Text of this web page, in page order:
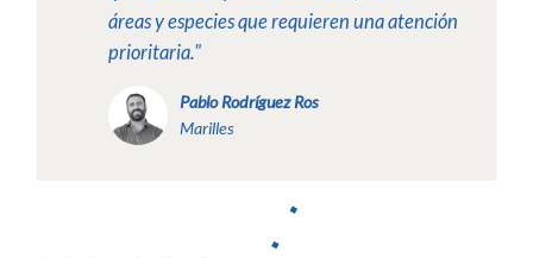
áreas y especies que requieren una atención
prioritaria."
Pablo Rodríguez Ros
Marilles